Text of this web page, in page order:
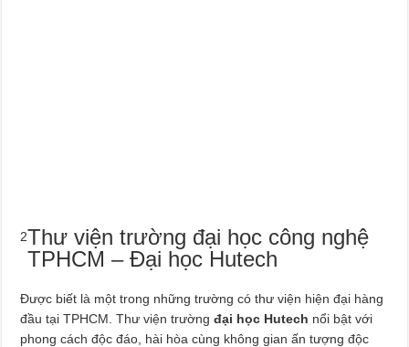
2Thư viện trường đại học công nghệ
TPHCM – Đại học Hutech
Được biết là một trong những trường có thư viện hiện đại hàng
đầu tại TPHCM. Thư viện trườngđại học Hutech nổi bật với
phong cách độc đáo, hài hòa cùng không gian ấn tượng độc